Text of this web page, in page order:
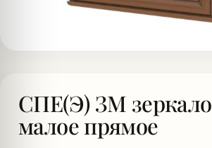
СПЕ(Э) ЗМ зеркало
малое прямое